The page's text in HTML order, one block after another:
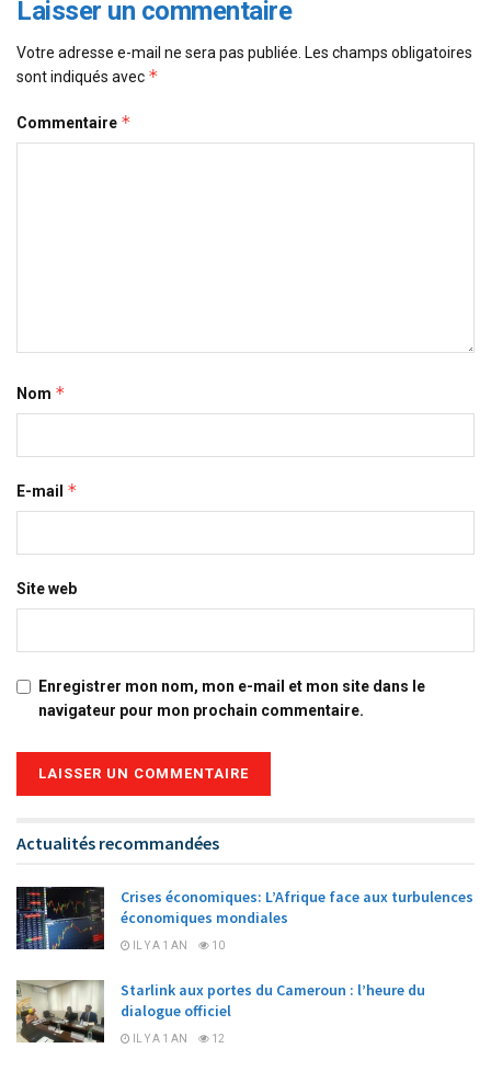
Laisser un commentaire
Votre adresse e-mail ne sera pas publiée. Les champs obligatoires
sont indiqués avec *
Commentaire *
Nom *
E-mail *
Site web
Enregistrer mon nom, mon e-mail et mon site dans le
navigateur pour mon prochain commentaire.
Actualités recommandées
Crises économiques: L’Afrique face aux turbulences
économiques mondiales
IL Y A 1 AN 10
Starlink aux portes du Cameroun : l’heure du
dialogue officiel
IL Y A 1 AN 12